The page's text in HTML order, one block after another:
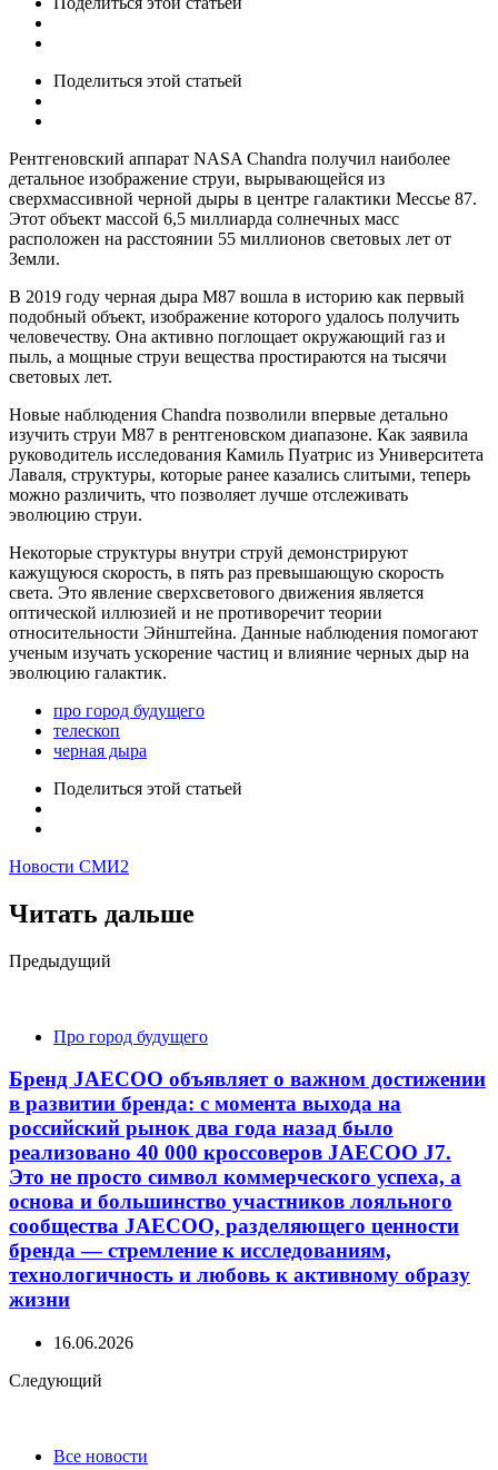
Поделиться этой статьей
Рентгеновский аппарат NASA Chandra получил наиболее
детальное изображение струи, вырывающейся из
сверхмассивной черной дыры в центре галактики Мессье 87.
Этот объект массой 6,5 миллиарда солнечных масс
расположен на расстоянии 55 миллионов световых лет от
Земли.
В 2019 году черная дыра M87 вошла в историю как первый
подобный объект, изображение которого удалось получить
человечеству. Она активно поглощает окружающий газ и
пыль, а мощные струи вещества простираются на тысячи
световых лет.
Новые наблюдения Chandra позволили впервые детально
изучить струи M87 в рентгеновском диапазоне. Как заявила
руководитель исследования Камиль Пуатрис из Университета
Лаваля, структуры, которые ранее казались слитыми, теперь
можно различить, что позволяет лучше отслеживать
эволюцию струи.
Некоторые структуры внутри струй демонстрируют
кажущуюся скорость, в пять раз превышающую скорость
света. Это явление сверхсветового движения является
оптической иллюзией и не противоречит теории
относительности Эйнштейна. Данные наблюдения помогают
ученым изучать ускорение частиц и влияние черных дыр на
эволюцию галактик.
про город будущего
телескоп
черная дыра
Поделиться этой статьей
Новости СМИ2
Читать дальше
Post
Предыдущий
Про город будущего
Бренд JAECOO объявляет о важном достижении
в развитии бренда: с момента выхода на
российский рынок два года назад было
реализовано 40 000 кроссоверов JAECOO J7.
Это не просто символ коммерческого успеха, а
основа и большинство участников лояльного
сообщества JAECOO, разделяющего ценности
бренда — стремление к исследованиям,
технологичность и любовь к активному образу
жизни
16.06.2026
Следующий
Все новости